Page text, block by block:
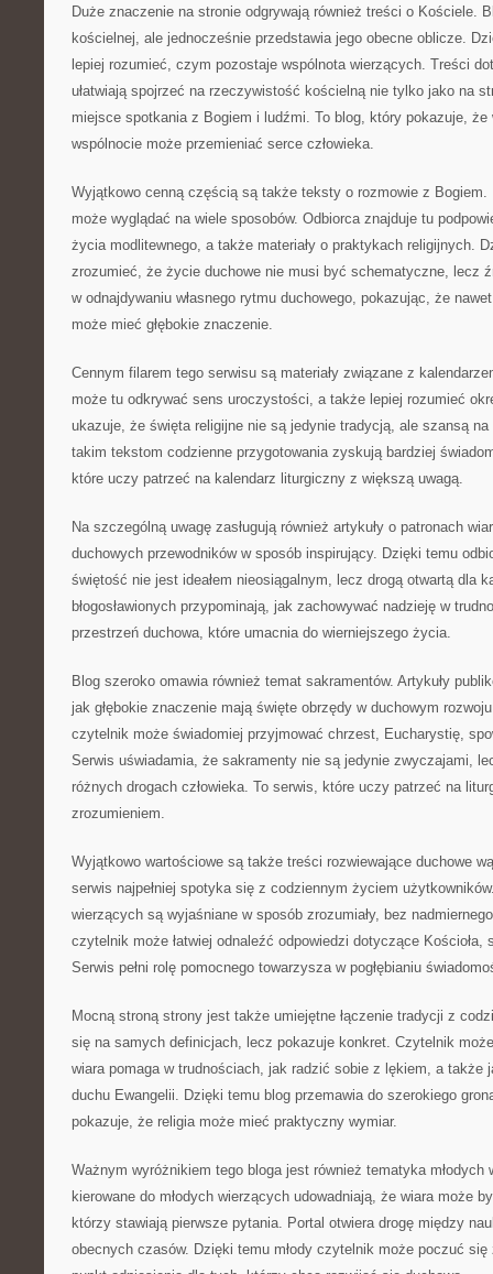
Duże znaczenie na stronie odgrywają również treści o Kościele.
kościelnej, ale jednocześnie przedstawia jego obecne oblicze.
lepiej rozumieć, czym pozostaje wspólnota wierzących. Treści
ułatwiają spojrzeć na rzeczywistość kościelną nie tylko jako na
miejsce spotkania z Bogiem i ludźmi. To blog, który pokazuje, że
wspólnocie może przemieniać serce człowieka.
Wyjątkowo cenną częścią są także teksty o rozmowie z
może wyglądać na wiele sposobów. Odbiorca znajduje tu
życia modlitewnego, a także materiały o praktykach religijnych.
zrozumieć, że życie duchowe nie musi być schematyczne, lecz
w odnajdywaniu własnego rytmu duchowego, pokazując, że
może mieć głębokie znaczenie.
Cennym filarem tego serwisu są materiały związane z
może tu odkrywać sens uroczystości, a także lepiej rozumieć
ukazuje, że święta religijne nie są jedynie tradycją, ale szansą
takim tekstom codzienne przygotowania zyskują bardziej
które uczy patrzeć na kalendarz liturgiczny z większą uwagą.
Na szczególną uwagę zasługują również artykuły o patronach
duchowych przewodników w sposób inspirujący. Dzięki temu
świętość nie jest ideałem nieosiągalnym, lecz drogą otwartą dla
błogosławionych przypominają, jak zachowywać nadzieję w
przestrzeń duchowa, które umacnia do wierniejszego życia.
Blog szeroko omawia również temat sakramentów. Artykuły
jak głębokie znaczenie mają święte obrzędy w duchowym
czytelnik może świadomiej przyjmować chrzest, Eucharystię,
Serwis uświadamia, że sakramenty nie są jedynie zwyczajami,
różnych drogach człowieka. To serwis, które uczy patrzeć na
zrozumieniem.
Wyjątkowo wartościowe są także treści rozwiewające duchowe
serwis najpełniej spotyka się z codziennym życiem
wierzących są wyjaśniane w sposób zrozumiały, bez
czytelnik może łatwiej odnaleźć odpowiedzi dotyczące Kościoła,
Serwis pełni rolę pomocnego towarzysza w pogłębianiu
Mocną stroną strony jest także umiejętne łączenie tradycji z
się na samych definicjach, lecz pokazuje konkret. Czytelnik
wiara pomaga w trudnościach, jak radzić sobie z lękiem, a także
duchu Ewangelii. Dzięki temu blog przemawia do szerokiego
pokazuje, że religia może mieć praktyczny wymiar.
Ważnym wyróżnikiem tego bloga jest również tematyka młodych
kierowane do młodych wierzących udowadniają, że wiara może
którzy stawiają pierwsze pytania. Portal otwiera drogę między
obecnych czasów. Dzięki temu młody czytelnik może poczuć się